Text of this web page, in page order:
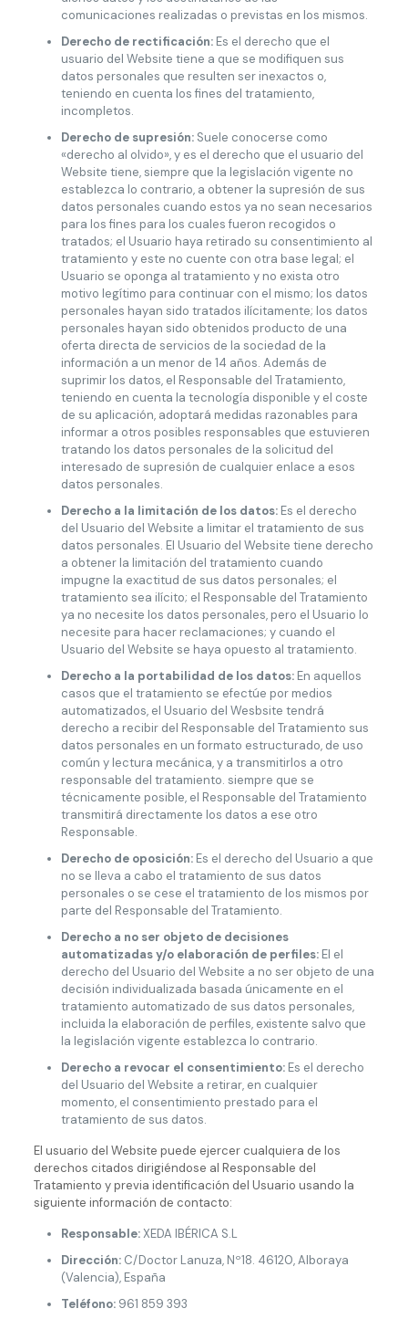
comunicaciones realizadas o previstas en los mismos.
Derecho de rectificación:Es el derecho que el
usuario del Website tiene a que se modifiquen sus
datos personales que resulten ser inexactos o,
teniendo en cuenta los fines del tratamiento,
incompletos.
Derecho de supresión: Suele conocerse como
«derecho al olvido», y es el derecho que el usuario del
Website tiene, siempre que la legislación vigente no
establezca lo contrario, a obtener la supresión de sus
datos personales cuando estos ya no sean necesarios
para los fines para los cuales fueron recogidos o
tratados; el Usuario haya retirado su consentimiento al
tratamiento y este no cuente con otra base legal; el
Usuario se oponga al tratamiento y no exista otro
motivo legítimo para continuar con el mismo; los datos
personales hayan sido tratados ilícitamente; los datos
personales hayan sido obtenidos producto de una
oferta directa de servicios de la sociedad de la
información a un menor de 14 años. Además de
suprimir los datos, el Responsable del Tratamiento,
teniendo en cuenta la tecnología disponible y el coste
de su aplicación, adoptará medidas razonables para
informar a otros posibles responsables que estuvieren
tratando los datos personales de la solicitud del
interesado de supresión de cualquier enlace a esos
datos personales.
Derecho a la limitación de los datos:Es el derecho
del Usuario del Website a limitar el tratamiento de sus
datos personales. El Usuario del Website tiene derecho
a obtener la limitación del tratamiento cuando
impugne la exactitud de sus datos personales; el
tratamiento sea ilícito; el Responsable del Tratamiento
ya no necesite los datos personales, pero el Usuario lo
necesite para hacer reclamaciones; y cuando el
Usuario del Website se haya opuesto al tratamiento.
Derecho a la portabilidad de los datos:En aquellos
casos que el tratamiento se efectúe por medios
automatizados, el Usuario del Wesbsite tendrá
derecho a recibir del Responsable del Tratamiento sus
datos personales en un formato estructurado, de uso
común y lectura mecánica, y a transmitirlos a otro
responsable del tratamiento. siempre que se
técnicamente posible, el Responsable del Tratamiento
transmitirá directamente los datos a ese otro
Responsable.
Derecho de oposición: Es el derecho del Usuario a que
no se lleva a cabo el tratamiento de sus datos
personales o se cese el tratamiento de los mismos por
parte del Responsable del Tratamiento.
Derecho a no ser objeto de decisiones
automatizadas y/o elaboración de perfiles:El el
derecho del Usuario del Website a no ser objeto de una
decisión individualizada basada únicamente en el
tratamiento automatizado de sus datos personales,
incluida la elaboración de perfiles, existente salvo que
la legislación vigente establezca lo contrario.
Derecho a revocar el consentimiento:Es el derecho
del Usuario del Website a retirar, en cualquier
momento, el consentimiento prestado para el
tratamiento de sus datos.
El usuario del Website puede ejercer cualquiera de los
derechos citados dirigiéndose al Responsable del
Tratamiento y previa identificación del Usuario usando la
siguiente información de contacto:
Responsable:XEDA IBÉRICA S.L
Dirección:C/Doctor Lanuza, Nº18. 46120, Alboraya
(Valencia), España
Teléfono:961 859 393